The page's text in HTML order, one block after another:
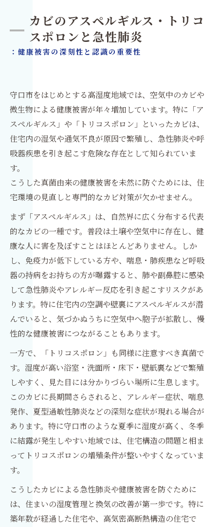
カビのアスペルギルス・トリコ
スポロンと急性肺炎
：健康被害の深刻性と認識の重要性
守口市をはじめとする高湿度地域では、空気中のカビや
微生物による健康被害が年々増加しています。特に「ア
スペルギルス」や「トリコスポロン」といったカビは、
住宅内の湿気や通気不良が原因で繁殖し、急性肺炎や呼
吸器疾患を引き起こす危険な存在として知られていま
す。
こうした真菌由来の健康被害を未然に防ぐためには、住
宅環境の見直しと専門的なカビ対策が欠かせません。
まず「アスペルギルス」は、自然界に広く分布する代表
的なカビの一種です。普段は土壌や空気中に存在し、健
康な人に害を及ぼすことはほとんどありません。しか
し、免疫力が低下している方や、喘息・肺疾患など呼吸
器の持病をお持ちの方が曝露すると、肺や副鼻腔に感染
して急性肺炎やアレルギー反応を引き起こすリスクがあ
ります。特に住宅内の空調や壁裏にアスペルギルスが潜
んでいると、気づかぬうちに空気中へ胞子が拡散し、慢
性的な健康被害につながることもあります。
一方で、「トリコスポロン」も同様に注意すべき真菌で
す。湿度が高い浴室・洗面所・床下・壁紙裏などで繁殖
しやすく、見た目には分かりづらい場所に生息します。
このカビに長期間さらされると、アレルギー症状、喘息
発作、夏型過敏性肺炎などの深刻な症状が現れる場合が
あります。特に守口市のような夏季に湿度が高く、冬季
に結露が発生しやすい地域では、住宅構造の問題と相ま
ってトリコスポロンの増殖条件が整いやすくなっていま
す。
こうしたカビによる急性肺炎や健康被害を防ぐために
は、住まいの湿度管理と換気の改善が第一歩です。特に
築年数が経過した住宅や、高気密高断熱構造の住宅で